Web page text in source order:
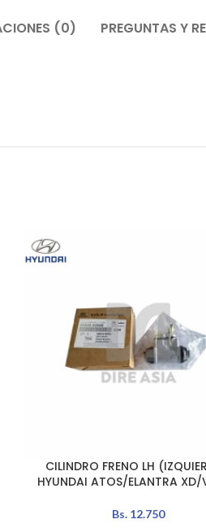
(0) PREGUNTAS Y
AÑADIR AL CARRITO
CILINDRO FRENO LH
HYUNDAI ATOS/ELANTRA XD/
Bs. 12.750